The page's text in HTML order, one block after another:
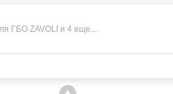
ГБО ZAVOLI и 4 еще...